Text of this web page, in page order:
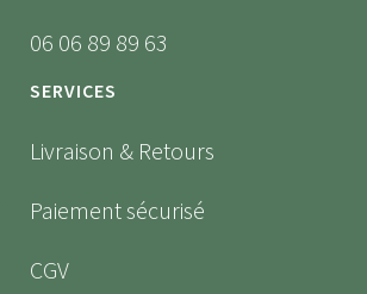
06 06 89 89 63
SERVICES
Livraison & Retours
Paiement sécurisé
CGV